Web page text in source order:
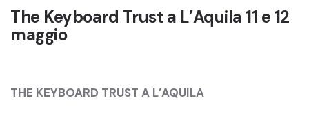
The Keyboard Trust a L’Aquila 11 e 12
maggio
THE KEYBOARD TRUST A L’AQUILA